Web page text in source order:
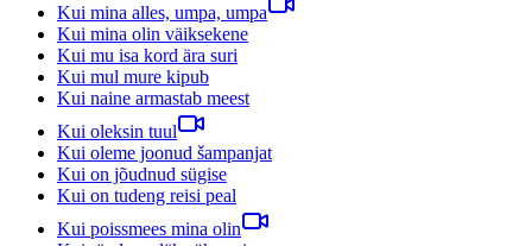
Kui mina alles, umpa, umpa
Kui mina olin väiksekene
Kui mu isa kord ära suri
Kui mul mure kipub
Kui naine armastab meest
Kui oleksin tuul
Kui oleme joonud šampanjat
Kui on jõudnud sügise
Kui on tudeng reisi peal
Kui poissmees mina olin